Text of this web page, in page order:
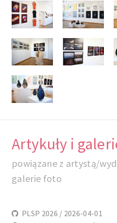
Artykuły i
powiązane z artystą/
galerie foto
PLSP 2026 / 2026-04-01